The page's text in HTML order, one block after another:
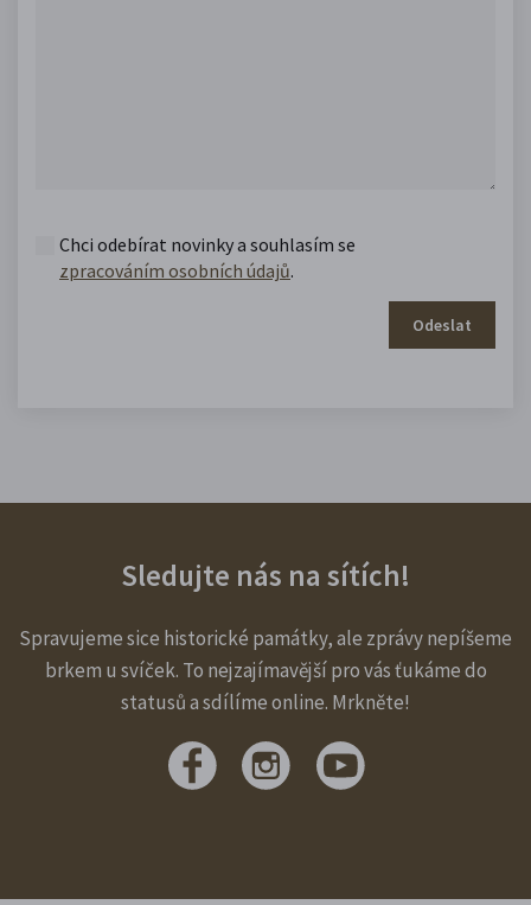
Chci odebírat novinky a souhlasím se
zpracováním osobních údajů.
Odeslat
Sledujte nás na sítích!
Spravujeme sice historické památky, ale zprávy nepíšeme
brkem u svíček. To nejzajímavější pro vás ťukáme do
statusů a sdílíme online. Mrkněte!